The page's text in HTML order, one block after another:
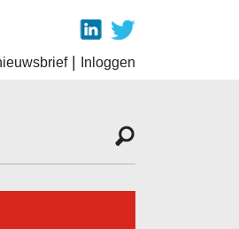
| Inloggen